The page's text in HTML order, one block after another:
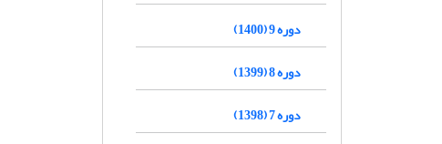
دوره 9 (1400)
دوره 8 (1399)
دوره 7 (1398)